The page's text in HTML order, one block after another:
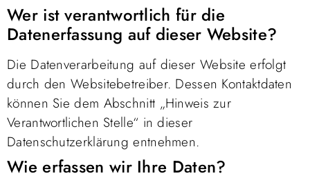
Wer ist verantwortlich für die
Datenerfassung auf dieser Website?
Die Datenverarbeitung auf dieser Website erfolgt
durch den Websitebetreiber. Dessen Kontaktdaten
können Sie dem Abschnitt „Hinweis zur
Verantwortlichen Stelle“ in dieser
Datenschutzerklärung entnehmen.
Wie erfassen wir Ihre Daten?